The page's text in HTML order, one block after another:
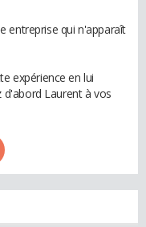
entreprise qui n'apparaît
expérience en lui
Laurent à vos